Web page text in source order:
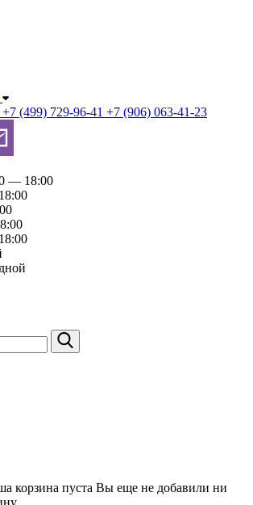
+7 (499) 729-96-41 +7 (906) 063-41-23
— 18:00
корзина пуста Вы еще не добавили ни